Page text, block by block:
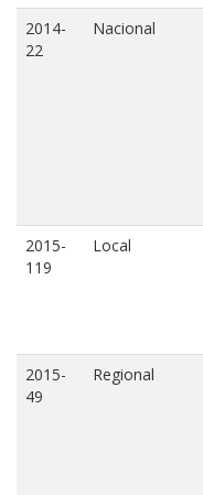
2014-
22
Nacional
2015-
119
Local
2015-
49
Regional